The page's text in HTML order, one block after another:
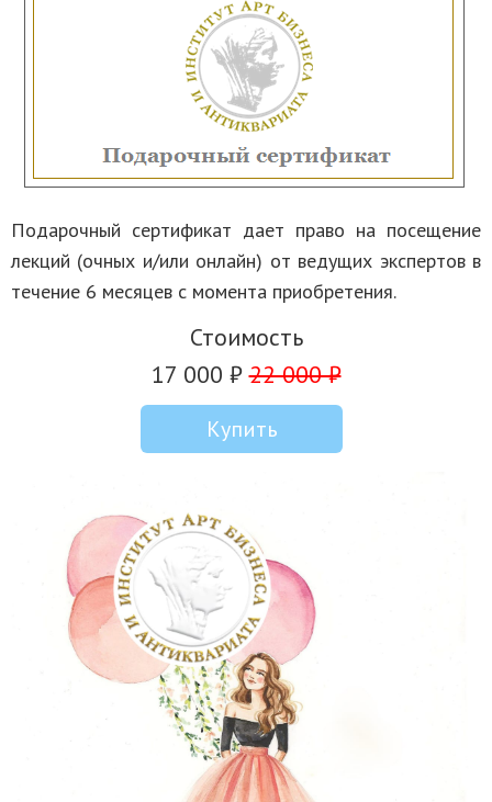
Подарочный сертификат дает право на посещение
лекций (очных и/или онлайн) от ведущих экспертов в
течение 6 месяцев с момента приобретения.
Стоимость
17 000 ₽22 000 ₽
Купить